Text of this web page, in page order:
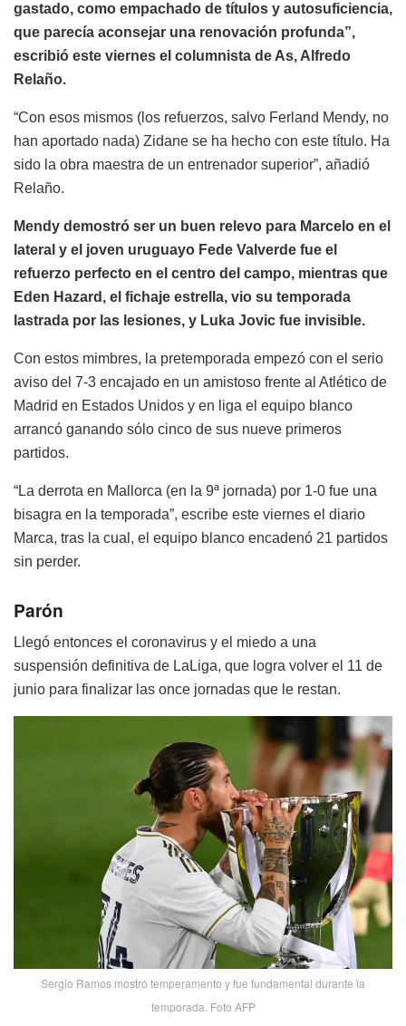
gastado, como empachado de títulos y autosuficiencia,
que parecía aconsejar una renovación profunda”,
escribió este viernes el columnista de As, Alfredo
Relaño.
“Con esos mismos (los refuerzos, salvo Ferland Mendy, no
han aportado nada) Zidane se ha hecho con este título. Ha
sido la obra maestra de un entrenador superior”, añadió
Relaño.
Mendy demostró ser un buen relevo para Marcelo en el
lateral y el joven uruguayo Fede Valverde fue el
refuerzo perfecto en el centro del campo, mientras que
Eden Hazard, el fichaje estrella, vio su temporada
lastrada por las lesiones, y Luka Jovic fue invisible.
Con estos mimbres, la pretemporada empezó con el serio
aviso del 7-3 encajado en un amistoso frente al Atlético de
Madrid en Estados Unidos y en liga el equipo blanco
arrancó ganando sólo cinco de sus nueve primeros
partidos.
“La derrota en Mallorca (en la 9ª jornada) por 1-0 fue una
bisagra en la temporada”, escribe este viernes el diario
Marca, tras la cual, el equipo blanco encadenó 21 partidos
sin perder.
Parón
Llegó entonces el coronavirus y el miedo a una
suspensión definitiva de LaLiga, que logra volver el 11 de
junio para finalizar las once jornadas que le restan.
Sergio Ramos mostró temperamento y fue fundamental durante la
temporada. Foto AFP